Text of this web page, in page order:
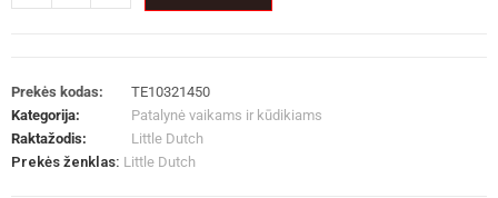
Prekės kodas:
TE10321450
Kategorija:
Patalynė vaikams ir kūdikiams
Raktažodis:
Little Dutch
Prekės ženklas: Little Dutch